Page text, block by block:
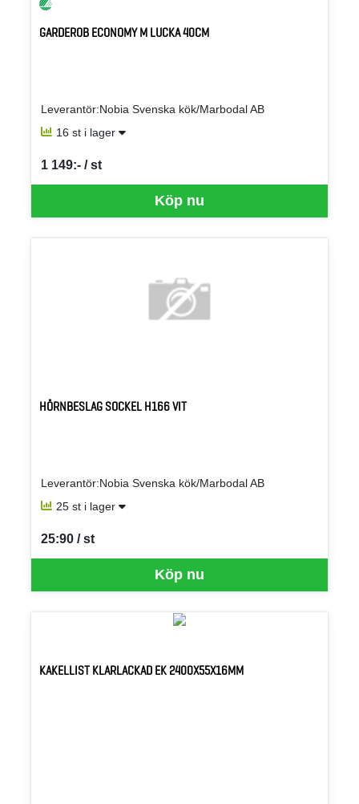
GARDEROB ECONOMY M LUCKA 40CM
Leverantör:Nobia Svenska kök/Marbodal AB
16 st i lager
Köp nu
1 149:- / st
SEK per ST
HÖRNBESLAG SOCKEL H166 VIT
Leverantör:Nobia Svenska kök/Marbodal AB
25 st i lager
Köp nu
25:90 / st
SEK per ST
KAKELLIST KLARLACKAD EK 2400X55X16MM